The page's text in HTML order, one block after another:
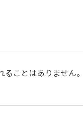
ことはありません。